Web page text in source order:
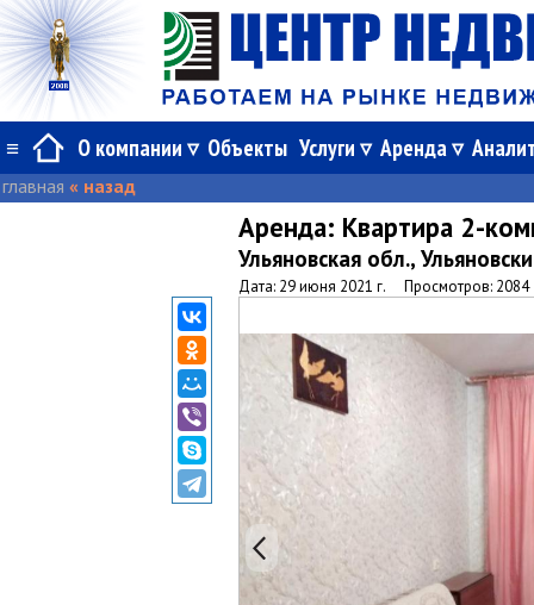
≡ О компании Объекты Услуги Аренда
главная « назад
Аренда: Квартира 2-
Ульяновская обл.,
Дата: 29 июня 2021 г. Просмотров: 2084